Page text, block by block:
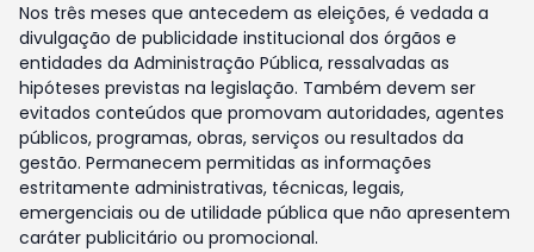
Nos três meses que antecedem as eleições, é vedada a
divulgação de publicidade institucional dos órgãos e
entidades da Administração Pública, ressalvadas as
hipóteses previstas na legislação. Também devem ser
evitados conteúdos que promovam autoridades, agentes
públicos, programas, obras, serviços ou resultados da
gestão. Permanecem permitidas as informações
estritamente administrativas, técnicas, legais,
emergenciais ou de utilidade pública que não apresentem
caráter publicitário ou promocional.